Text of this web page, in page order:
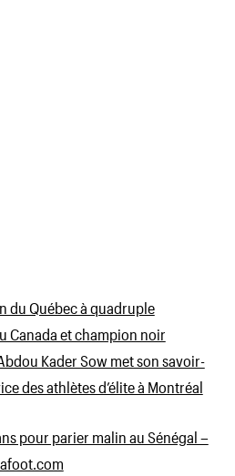
du Québec à quadruple
Canada et champion noir
Kader Sow met son savoir-
des athlètes d’élite à Montréal
pour parier malin au Sénégal –